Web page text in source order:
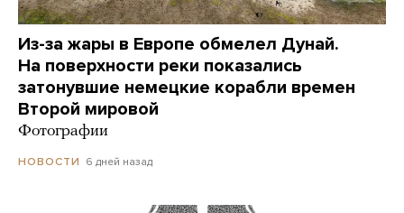
Из-за жары в Европе обмелел Дунай.
На поверхности реки показались
затонувшие немецкие корабли времен
Второй мировой
Фотографии
НОВОСТИ 6 дней назад